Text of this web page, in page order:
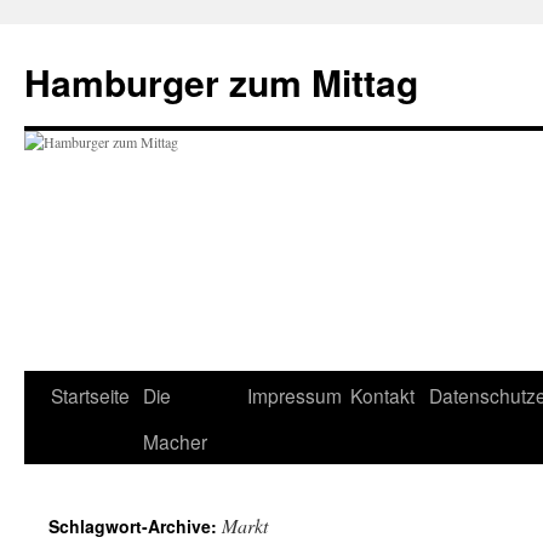
Hamburger zum Mittag
Zum
Startseite Die
Macher
Impressum Kontakt
Schlagwort-Archive: Markt